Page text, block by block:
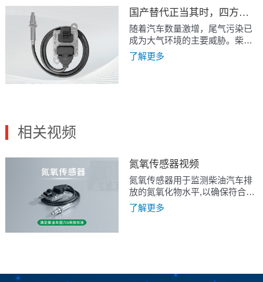
国产替代正当其时，四方光电引领柴油发动机氮氧传感器技术突破
随着汽车数量激增，尾气污染已
成为大气环境的主要威胁。柴油
车排放的氮氧化物（NOx）和颗
粒物（PM）不仅危害人体健康，
了解更多
相关视频
氮氧传感器视频
氮氧传感器用于监测柴油汽车排
放的氮氧化物水平,以确保符合排
放法规。
了解更多